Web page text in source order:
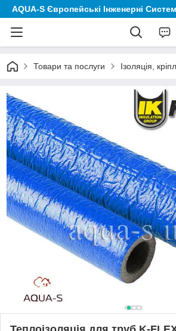
AQUA-S Європейські Інженерні
Товари та послуги Ізоляція,